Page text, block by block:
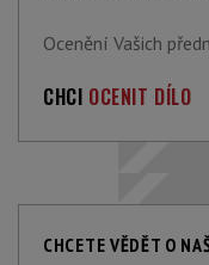
Ocenění Vašich
CHCI OCENIT DÍLO
CHCETE VĚDĚT O